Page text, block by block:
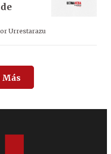
Urrestarazu
Más